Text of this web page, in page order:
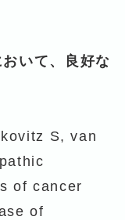
いて、良好な
S, van
of cancer
of